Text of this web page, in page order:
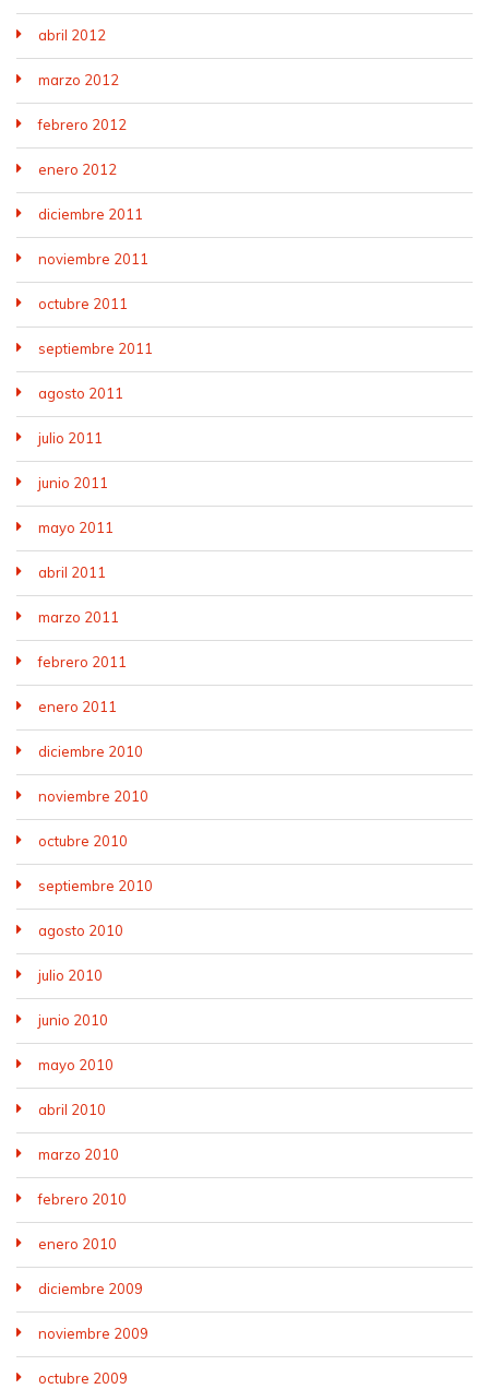
abril 2012
marzo 2012
febrero 2012
enero 2012
diciembre 2011
noviembre 2011
octubre 2011
septiembre 2011
agosto 2011
julio 2011
junio 2011
mayo 2011
abril 2011
marzo 2011
febrero 2011
enero 2011
diciembre 2010
noviembre 2010
octubre 2010
septiembre 2010
agosto 2010
julio 2010
junio 2010
mayo 2010
abril 2010
marzo 2010
febrero 2010
enero 2010
diciembre 2009
noviembre 2009
octubre 2009